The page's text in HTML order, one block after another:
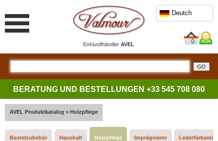
ExklusifhändlerAVEL
Deutch
0
BERATUNG UND BESTELLUNGEN +33 545 708 080
AVEL Produktkatalog > Holzpflege
Bastelzubehör Haushalt Holzpflege Imprägnierer